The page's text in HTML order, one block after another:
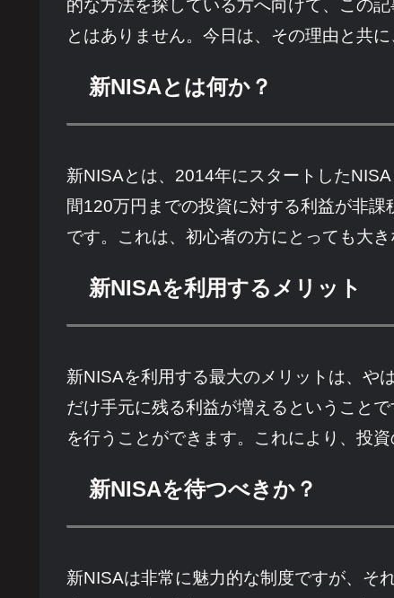
的な方法を探している方へ向けて、この
とはありません。今日は、その理由と共
新NISAとは何か？
新NISAとは、2014年にスタートした
間120万円までの投資に対する利益が非
です。これは、初心者の方にとっても大き
新NISAを利用するメリット
新NISAを利用する最大のメリットは、や
だけ手元に残る利益が増えるということ
を行うことができます。これにより、投
新NISAを待つべきか？
新NISAは非常に魅力的な制度ですが、そ